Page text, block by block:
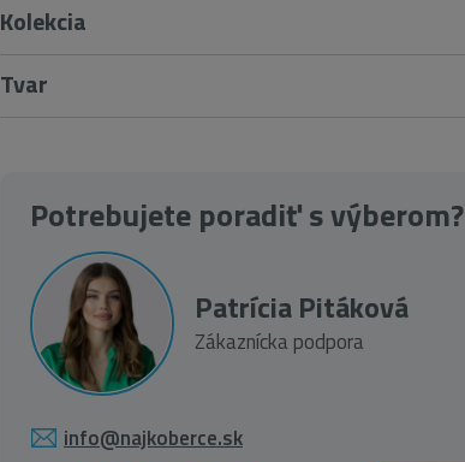
Kolekcia
Tvar
Potrebujete poradiť s výberom?
Patrícia Pitáková
Zákaznícka podpora
info@najkoberce.sk